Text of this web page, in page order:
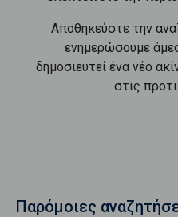
Αποθηκεύστε την
ενημερώσουμε
δημοσιευτεί ένα νέο
στις
Παρόμοιες